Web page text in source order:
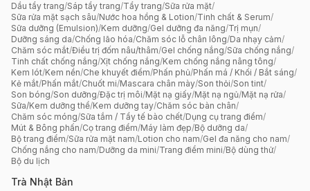
Dầu tẩy trang/Sáp tẩy trang/Tẩy trang/Sữa rửa mặt/
Sữa rửa mặt sạch sâu/Nước hoa hồng & Lotion/Tinh chất & Serum/
Sữa dưỡng (Emulsion)/Kem dưỡng/Gel dưỡng đa năng/Trị mụn/
Dưỡng sáng da/Chống lão hóa/Chăm sóc lỗ chân lông/Da nhạy cảm/
Chăm sóc mắt/Điều trị đốm nâu/thâm/Gel chống nắng/Sữa chống nắng/
Tinh chất chống nắng/Xịt chống nắng/Kem chống nắng nâng tông/
Kem lót/Kem nền/Che khuyết điểm/Phấn phủ/Phấn má / Khối / Bắt sáng/
Kẻ mắt/Phấn mắt/Chuốt mi/Mascara chân mày/Son thỏi/Son tint/
Son bóng/Son dưỡng/Đặc trị môi/Mặt nạ giấy/Mặt nạ ngủ/Mặt nạ rửa/
Sữa/Kem dưỡng thể/Kem dưỡng tay/Chăm sóc bàn chân/
Chăm sóc móng/Sữa tắm / Tẩy tế bào chết/Dụng cụ trang điểm/
Mút & Bông phấn/Cọ trang điểm/Máy làm đẹp/Bộ dưỡng da/
Bộ trang điểm/Sữa rửa mặt nam/Lotion cho nam/Gel đa năng cho nam/
Chống nắng cho nam/Dưỡng da mini/Trang điểm mini/Bộ dùng thử/
Bộ du lịch
Trà Nhật Bản